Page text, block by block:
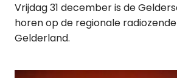
Vrijdag 31 december is de
horen op de regionale
Gelderland.